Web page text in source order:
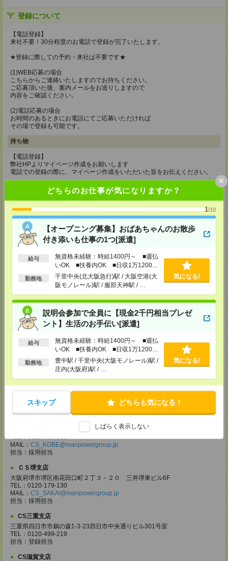
どちらのお仕事が気になりますか？
1/10
【オープニング募集】おばあちゃんのお散歩
付き添いも仕事の1つ[派遣]
給与
無資格未経験：時給1400円～ ■週払
いOK ■扶養内OK ■日収1万1200円
以上
勤務地
千里中央(北大阪急行)駅 / 大阪空港(大
阪モノレール)駅 / 服部天神駅 / …
気になる!
説明会参加で全員に【現金2千円相当プレゼ
ント】生活のお手伝い[派遣]
給与
無資格未経験：時給1400円～ ■週払
いOK ■扶養内OK ■日収1万1200円
以上
勤務地
豊中駅 / 千里中央(大阪モノレール)駅 /
庄内(大阪府)駅 / …
気になる!
スキップ どちらも気になる！
しばらく表示しない
×
登録について
【電話登録】
来社不要！30分程度のお電話で登録が完了いたします。
★登録に際しての予約・来社は不要です★
(1)WEB応募の場合
こちらからご連絡いたしますのでお待ちください。
ご応募頂いた後、案内メールをお送りしますので
内容をご確認ください。
(2)電話応募の場合
お時間のあるときにお電話にてご応募いただければ
その場で登録も可能です。
持ち物
【電話登録】
弊社HPよりマイページ作成をお願いします
電話での登録の際に、マイページ作成をいただいた旨をお伝えください。
【電話登録】30分程度
・経験やご希望などをインタビュー
・お仕事のご紹介など
登録場所
大阪府大阪市北区堂島2-2-2 近鉄堂島ビル11ＦMAP
TEL：0120-923-052
MAIL：CS_OSAKA@manpowergroup.jp
CS難波支店
〒542-0076
大阪市中央区難波 2-2-3 御堂筋グランドビル 3F
TEL：0120-923-052
MAIL：
CS_NANBA@manpowergroup.jp
担当：採用担当
〒600-8008
京都府京都市下京区四条通烏丸東入ル長刀鉾町 8 京都三井ビル 6F
TEL：0120-923-052
CS神戸支店
兵庫県神戸市中央区雲井通7-1-1 ミント神戸14F
TEL：0120-769-350
MAIL： CS_KOBE@manpowergroup.jp
担当：採用担当
ＣＳ堺支店
大阪府堺市堺区南花田口町２丁３－２０ 三井堺東ビル6F
TEL：0120-179-130
MAIL： CS_SAKAI@manpowergroup.jp
担当：採用担当
CS三重支店
三重県四日市市鵜の森1-3-23四日市中央通りビル301号室
TEL：0120-499-219
担当：登録担当
CS滋賀支店